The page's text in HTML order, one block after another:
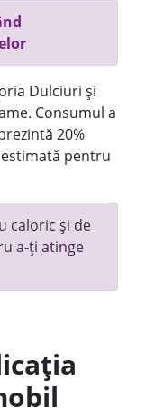
Dulciuri și
Consumul a
20%
pentru
caloric și de
a-ți atinge